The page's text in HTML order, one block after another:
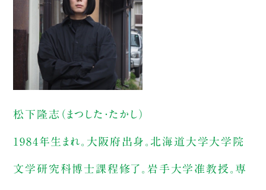
松下隆志（まつした・たかし）
1984年生まれ。大阪府出身。北海道大学大学院
文学研究科博士課程修了。岩手大学准教授。専